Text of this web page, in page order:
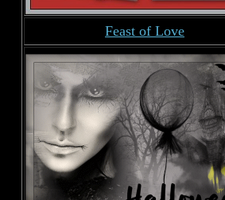
Feast of Love